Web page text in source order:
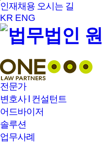
본문바로가기
인재채용 오시는 길
KR ENG
전문가
변호사 l 컨설턴트
어드바이저
솔루션
업무사례